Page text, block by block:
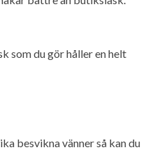
som du gör håller en helt
besvikna vänner så kan du